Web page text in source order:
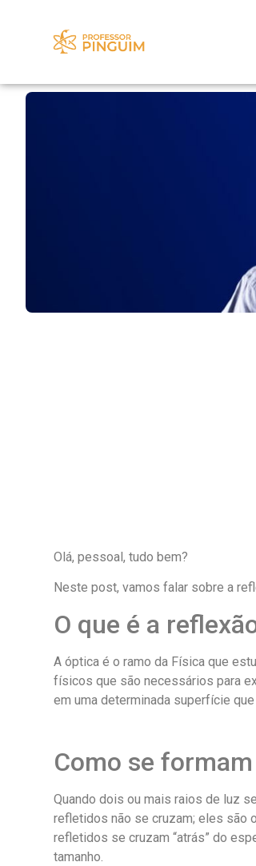
Olá, pessoal, tudo bem?
Neste post, vamos falar sobre a
O que é a
A óptica é o ramo da Física que
físicos que são necessários para
em uma determinada superfície
Como se
Quando dois ou mais raios de luz
refletidos não se cruzam; eles são
refletidos se cruzam “atrás” do
tamanho.